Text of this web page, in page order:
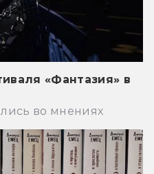
«Фантазия» в
во мнениях